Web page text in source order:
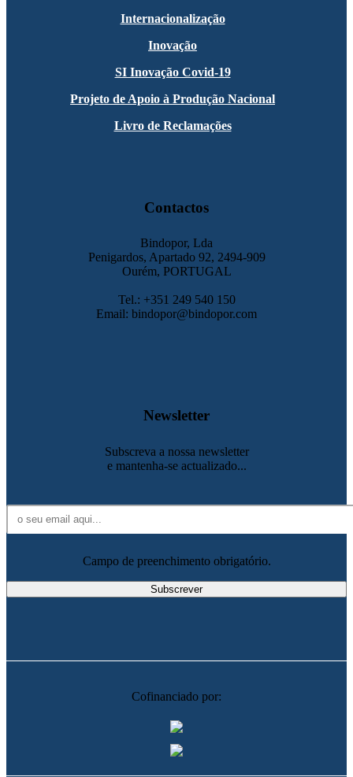
Internacionalização
Inovação
SI Inovação Covid-19
Projeto de Apoio à Produção Nacional
Livro de Reclamações
Contactos
Bindopor, Lda
Penigardos, Apartado 92, 2494-909
Ourém, PORTUGAL
Tel.: +351 249 540 150
Email: bindopor@bindopor.com
Newsletter
Subscreva a nossa newsletter
e mantenha-se actualizado...
Campo de preenchimento obrigatório.
Cofinanciado por: